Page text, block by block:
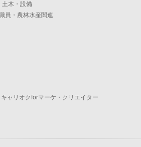
土木・設備
員・農林水産関連
キャリオクforマーケ・クリエイター